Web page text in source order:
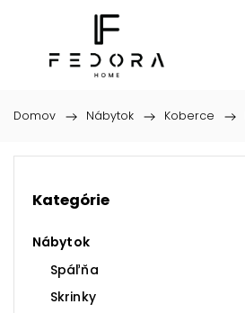
Domov / Nábytok / Koberce /
Kategórie
Nábytok
Spáľňa
Skrinky